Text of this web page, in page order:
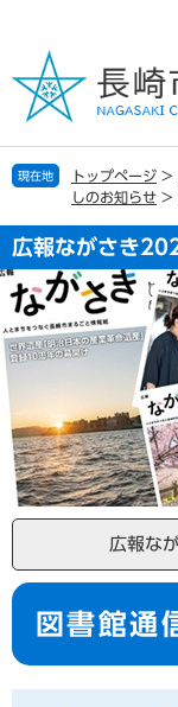
の
で
す
ー
ば
し
本
文
現在地 トップページ >
しのお知らせ >
広報ながさき
広報な
本
図書館通